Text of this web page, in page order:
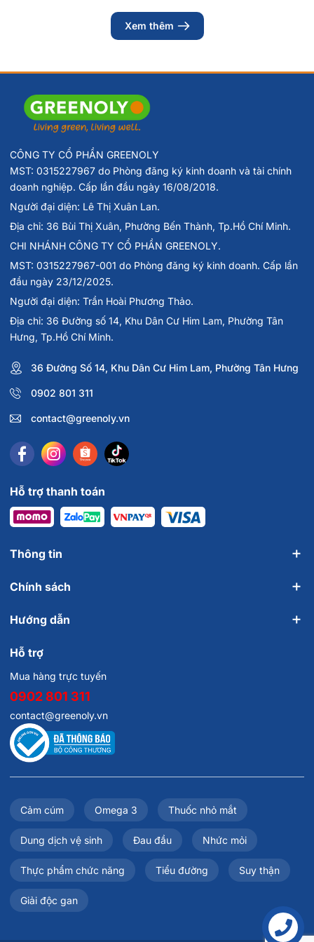
Xem thêm
CÔNG TY CỔ PHẦN GREENOLY
MST: 0315227967 do Phòng đăng ký kinh doanh và tài chính
doanh nghiệp. Cấp lần đầu ngày 16/08/2018.
Người đại diện: Lê Thị Xuân Lan.
Địa chỉ: 36 Bùi Thị Xuân, Phường Bến Thành, Tp.Hồ Chí Minh.
CHI NHÁNH CÔNG TY CỔ PHẦN GREENOLY.
MST: 0315227967-001 do Phòng đăng ký kinh doanh. Cấp lần
đầu ngày 23/12/2025.
Người đại diện: Trần Hoài Phương Thảo.
Địa chỉ: 36 Đường số 14, Khu Dân Cư Him Lam, Phường Tân
Hưng, Tp.Hồ Chí Minh.
36 Đường Số 14, Khu Dân Cư Him Lam, Phường Tân Hưng
0902 801 311
contact@greenoly.vn
Hỗ trợ thanh toán
Thông tin
Chính sách
Hướng dẫn
Hỗ trợ
Mua hàng trực tuyến
0902 801 311
contact@greenoly.vn
Cảm cúm Omega 3 Thuốc nhỏ mắt
Dung dịch vệ sinh Đau đầu Nhức mỏi
Thực phẩm chức năng Tiểu đường Suy thận
Giải độc gan
Liên hệ